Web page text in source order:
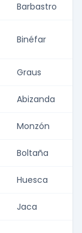
Barbastro
Binéfar
Graus
Abizanda
Monzón
Boltaña
Huesca
Jaca